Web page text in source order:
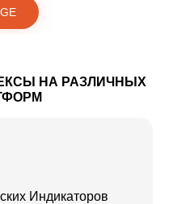
НА РАЗЛИЧНЫХ
Индикаторов